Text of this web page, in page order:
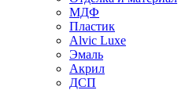
МДФ
Пластик
Alvic Luxe
Эмаль
Акрил
ДСП